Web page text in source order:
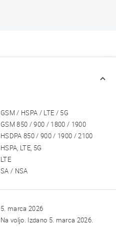
GSM / HSPA / LTE / 5G
GSM 850 / 900 / 1800 / 1900
HSDPA 850 / 900 / 1900 / 2100
HSPA, LTE, 5G
LTE
SA / NSA
5. marca 2026
Na voljo. Izdano 5. marca 2026.